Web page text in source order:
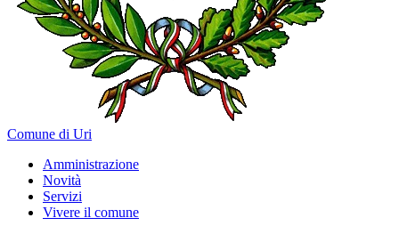
Comune di Uri
Amministrazione
Novità
Servizi
Vivere il comune